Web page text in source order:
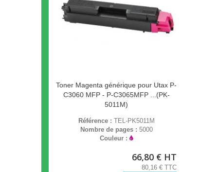
Toner Magenta générique pour Utax P-
C3060 MFP - P-C3065MFP ...(PK-
5011M)
Référence : TEL-PK5011M
Nombre de pages : 5000
Couleur :
66,80 € HT
80,16 € TTC